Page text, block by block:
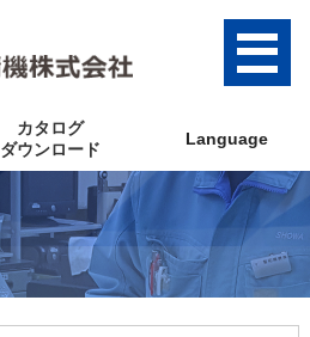
カタログ
ダウンロード
Language